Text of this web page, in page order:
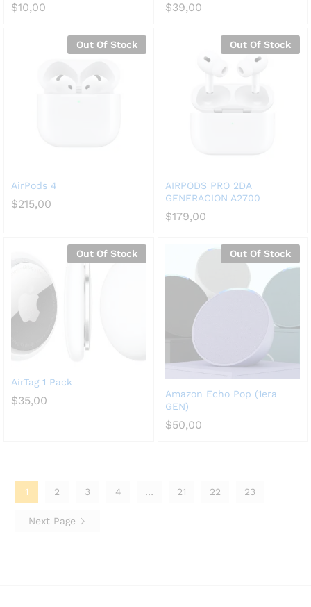
$10,00 $39,00
Out Of Stock
AirPods 4
$215,00
Out Of Stock
AIRPODS PRO 2DA
GENERACION A2700
$179,00
Out Of Stock
AirTag 1 Pack
$35,00
Out Of Stock
Amazon Echo Pop (1era
GEN)
$50,00
1 2 3 4 … 21 22 23
Next Page